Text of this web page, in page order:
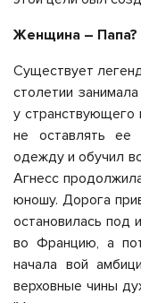
Женщина – Папа?
Существует
столетии
у странствующего
не оставлять
одежду и обучил
Агнесс
юношу. Дорога
остановилась под
во Францию, а
начала вой
верховные чины